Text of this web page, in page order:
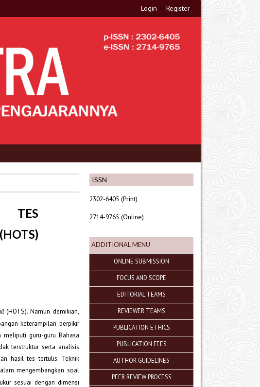
Login Register
ISSN
2302-6405 (Print)
2714-9765 (Online)
ADDITIONAL MENU
ONLINE SUBMISSION
FOCUS AND SCOPE
EDITORIAL TEAMS
REVIEWER TEAMS
PUBLICATION ETHICS
PUBLICATION FEES
AUTHOR GUIDELINES
PEER REVIEW PROCESS
TES
(HOTS). Namun demikian,
keterampilan berpikir
guru-guru Bahasa
terstruktur serta analisis
hasil tes tertulis. Teknik
mengembangkan soal
sesuai dengan dimensi